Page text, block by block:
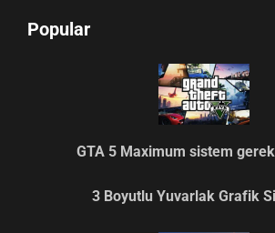
Popular
GTA 5 Maximum sistem
3 Boyutlu Yuvarlak Grafik